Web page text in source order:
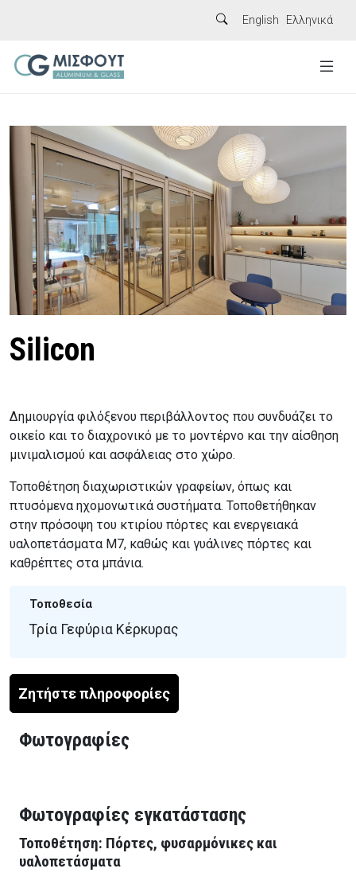
English Ελληνικά
Silicon
Δημιουργία φιλόξενου περιβάλλοντος που συνδυάζει το
οικείο και το διαχρονικό με το μοντέρνο και την αίσθηση
μινιμαλισμού και ασφάλειας στο χώρο.
Τοποθέτηση διαχωριστικών γραφείων, όπως και
πτυσόμενα ηχομονωτικά συστήματα. Τοποθετήθηκαν
στην πρόσοψη του κτιρίου πόρτες και ενεργειακά
υαλοπετάσματα Μ7, καθώς και γυάλινες πόρτες και
καθρέπτες στα μπάνια.
Τοποθεσία
Τρία Γεφύρια Κέρκυρας
Ζητήστε πληροφορίες
Φωτογραφίες
Φωτογραφίες εγκατάστασης
Τοποθέτηση: Πόρτες, φυσαρμόνικες και
υαλοπετάσματα